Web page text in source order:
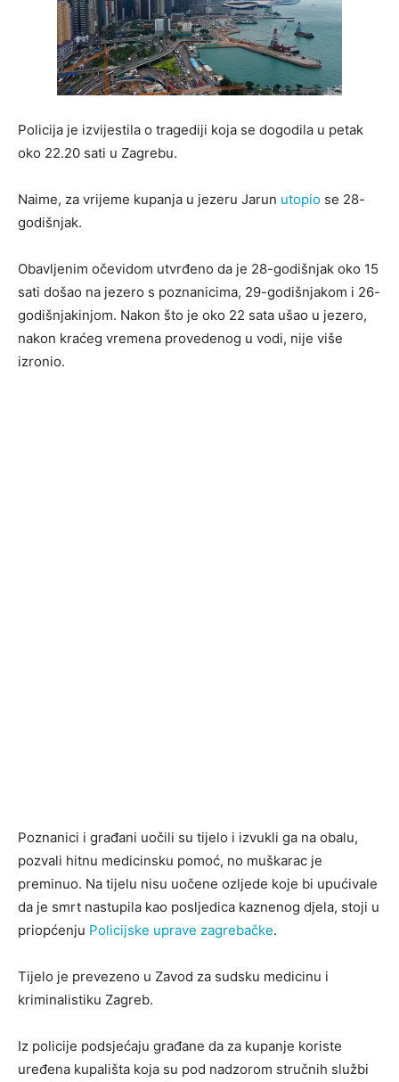
Policija je izvijestila o tragediji koja se dogodila u petak
oko 22.20 sati u Zagrebu.
Naime, za vrijeme kupanja u jezeru Jarun utopio se 28-
godišnjak.
Obavljenim očevidom utvrđeno da je 28-godišnjak oko 15
sati došao na jezero s poznanicima, 29-godišnjakom i 26-
godišnjakinjom. Nakon što je oko 22 sata ušao u jezero,
nakon kraćeg vremena provedenog u vodi, nije više
izronio.
Poznanici i građani uočili su tijelo i izvukli ga na obalu,
pozvali hitnu medicinsku pomoć, no muškarac je
preminuo. Na tijelu nisu uočene ozljede koje bi upućivale
da je smrt nastupila kao posljedica kaznenog djela, stoji u
priopćenju Policijske uprave zagrebačke.
Tijelo je prevezeno u Zavod za sudsku medicinu i
kriminalistiku Zagreb.
Iz policije podsjećaju građane da za kupanje koriste
uređena kupališta koja su pod nadzorom stručnih službi